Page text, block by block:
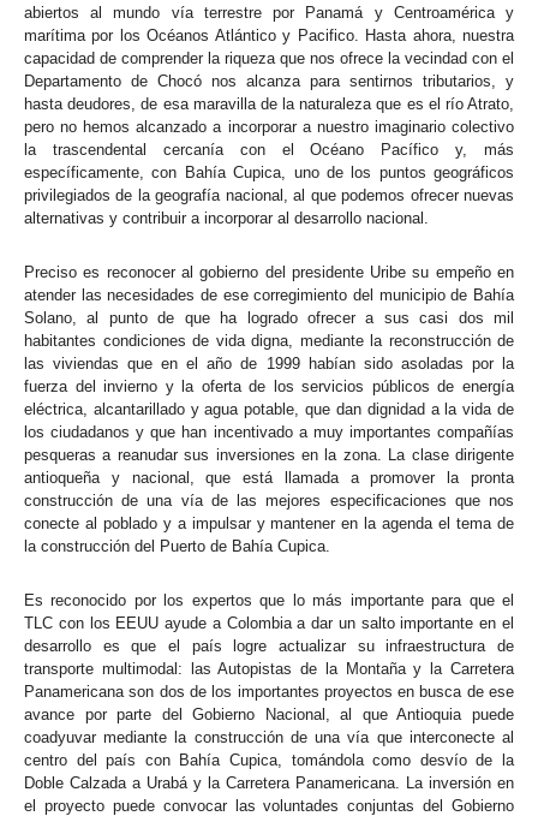
abiertos al mundo vía terrestre por Panamá y Centroamérica y
marítima por los Océanos Atlántico y Pacifico. Hasta ahora, nuestra
capacidad de comprender la riqueza que nos ofrece la vecindad con el
Departamento de Chocó nos alcanza para sentirnos tributarios, y
hasta deudores, de esa maravilla de la naturaleza que es el río Atrato,
pero no hemos alcanzado a incorporar a nuestro imaginario colectivo
la trascendental cercanía con el Océano Pacífico y, más
específicamente, con Bahía Cupica, uno de los puntos geográficos
privilegiados de la geografía nacional, al que podemos ofrecer nuevas
alternativas y contribuir a incorporar al desarrollo nacional.
Preciso es reconocer al gobierno del presidente Uribe su empeño en
atender las necesidades de ese corregimiento del municipio de Bahía
Solano, al punto de que ha logrado ofrecer a sus casi dos mil
habitantes condiciones de vida digna, mediante la reconstrucción de
las viviendas que en el año de 1999 habían sido asoladas por la
fuerza del invierno y la oferta de los servicios públicos de energía
eléctrica, alcantarillado y agua potable, que dan dignidad a la vida de
los ciudadanos y que han incentivado a muy importantes compañías
pesqueras a reanudar sus inversiones en la zona. La clase dirigente
antioqueña y nacional, que está llamada a promover la pronta
construcción de una vía de las mejores especificaciones que nos
conecte al poblado y a impulsar y mantener en la agenda el tema de
la construcción del Puerto de Bahía Cupica.
Es reconocido por los expertos que lo más importante para que el
TLC con los EEUU ayude a Colombia a dar un salto importante en el
desarrollo es que el país logre actualizar su infraestructura de
transporte multimodal: las Autopistas de la Montaña y la Carretera
Panamericana son dos de los importantes proyectos en busca de ese
avance por parte del Gobierno Nacional, al que Antioquia puede
coadyuvar mediante la construcción de una vía que interconecte al
centro del país con Bahía Cupica, tomándola como desvío de la
Doble Calzada a Urabá y la Carretera Panamericana. La inversión en
el proyecto puede convocar las voluntades conjuntas del Gobierno